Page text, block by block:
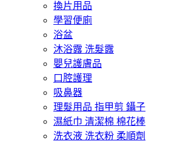
換片用品
學習便廁
浴盆
沐浴露 洗髮露
嬰兒護膚品
口腔護理
吸鼻器
理髮用品 指甲剪 鑷子
濕紙巾 清潔棉 棉花棒
洗衣液 洗衣粉 柔順劑